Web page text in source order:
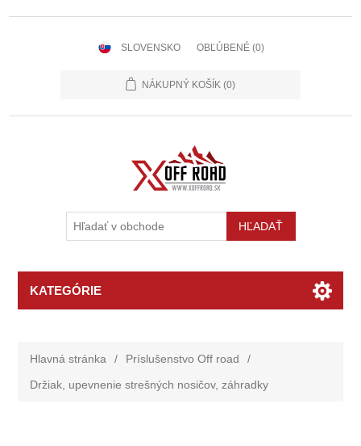
SLOVENSKO OBĽÚBENÉ (0)
NÁKUPNÝ KOŠÍK (0)
KATEGÓRIE
Hlavná stránka / Príslušenstvo Off road
/
Držiak, upevnenie strešných nosičov, záhradky